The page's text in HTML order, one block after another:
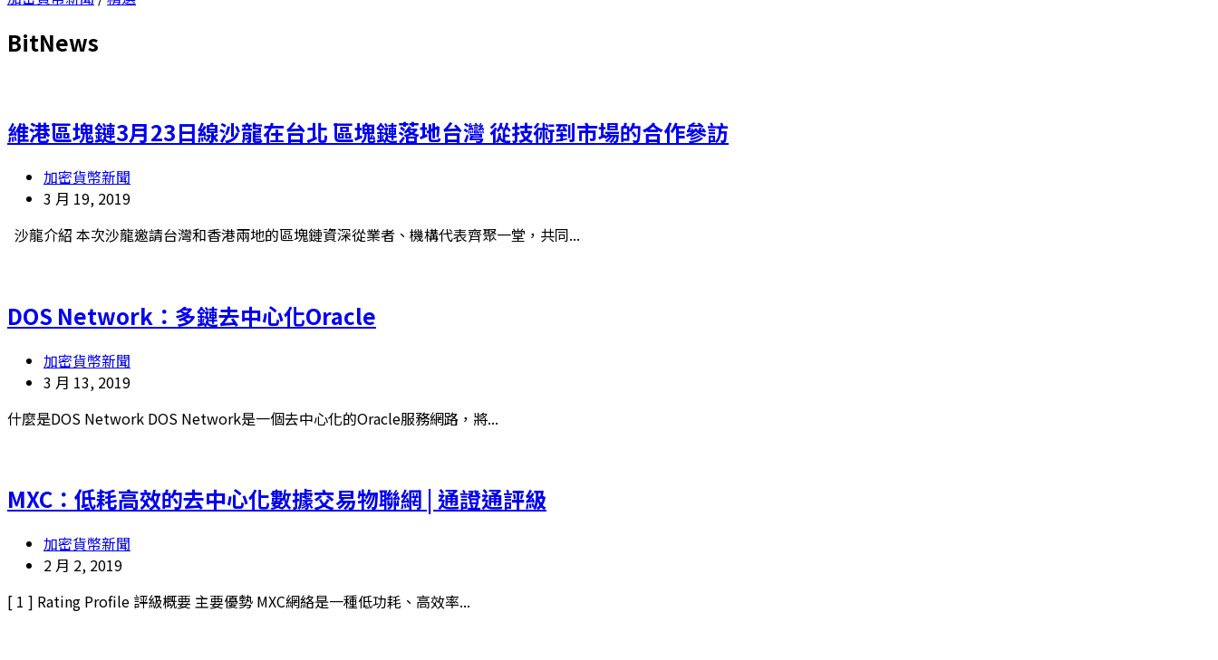
BitNews
維港區塊鏈3月23日線沙龍在台北 區塊鏈落地台灣 從技術到市場的合作參訪
加密貨幣新聞
3 月 19, 2019
沙龍介紹 本次沙龍邀請台灣和香港兩地的區塊鏈資深從業者、機構代表齊聚一堂，共同...
DOS Network：多鏈去中心化Oracle
加密貨幣新聞
3 月 13, 2019
什麼是DOS Network DOS Network是一個去中心化的Oracle服務網路，將...
MXC：低耗高效的去中心化數據交易物聯網 | 通證通評級
加密貨幣新聞
2 月 2, 2019
[ 1 ] Rating Profile 評級概要 主要優勢 MXC網絡是一種低功耗、高效率...